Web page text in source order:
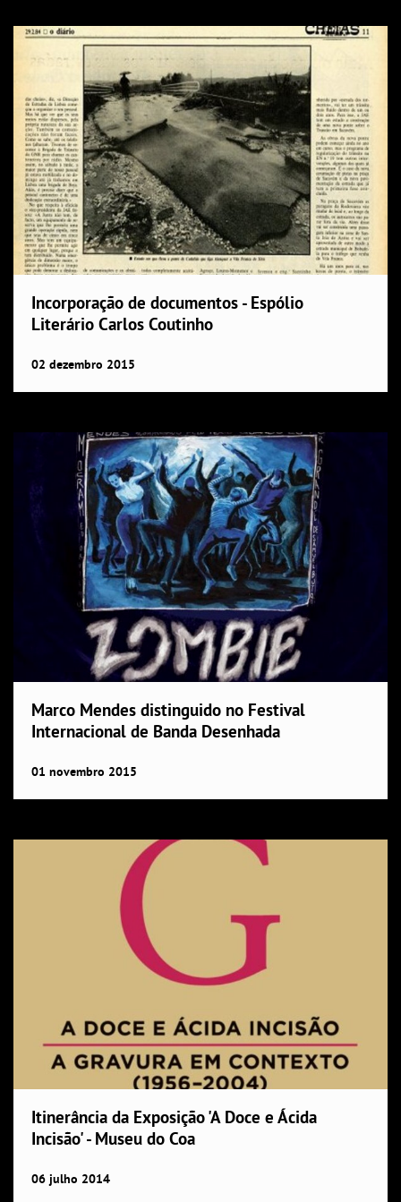
Incorporação de documentos - Espólio
Literário Carlos Coutinho
02 dezembro 2015
Marco Mendes distinguido no Festival
Internacional de Banda Desenhada
01 novembro 2015
Itinerância da Exposição 'A Doce e Ácida
Incisão' - Museu do Coa
06 julho 2014